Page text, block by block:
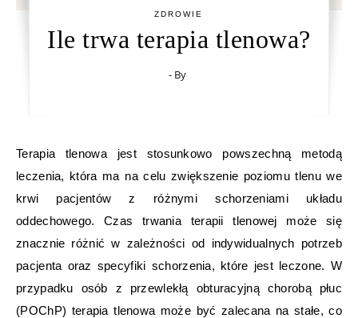
ZDROWIE
Ile trwa terapia tlenowa?
- By
Terapia tlenowa jest stosunkowo powszechną metodą
leczenia, która ma na celu zwiększenie poziomu tlenu we
krwi pacjentów z różnymi schorzeniami układu
oddechowego. Czas trwania terapii tlenowej może się
znacznie różnić w zależności od indywidualnych potrzeb
pacjenta oraz specyfiki schorzenia, które jest leczone. W
przypadku osób z przewlekłą obturacyjną chorobą płuc
(POChP) terapia tlenowa może być zalecana na stałe, co